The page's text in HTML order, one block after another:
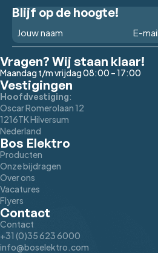
Blijf op de hoogte!
Vragen? Wij staan klaar!
Maandag t/m vrijdag 08:00 – 17:00
Vestigingen
Hoofdvestiging:
Oscar Romerolaan 12
1216TK Hilversum
Nederland
Bos Elektro
Producten
Onze bijdragen
Over ons
Vacatures
Flyers
Contact
Contact
+31 (0)35 623 6000
info@boselektro.com